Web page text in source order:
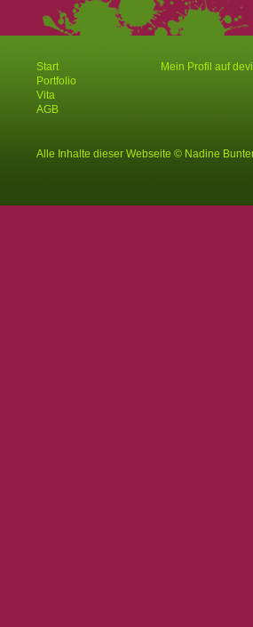
Start
Portfolio
Vita
AGB
Mein Profil auf
Alle Inhalte dieser Webseite © Nadine